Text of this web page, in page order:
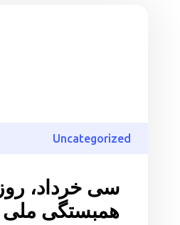
Uncategorized
سی خرداد، روز
همبستگی ملی